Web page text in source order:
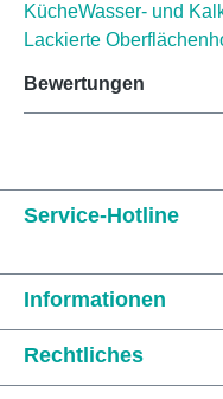
KücheWasser- und
Lackierte
Bewertungen
Service-Hotline
Informationen
Rechtliches